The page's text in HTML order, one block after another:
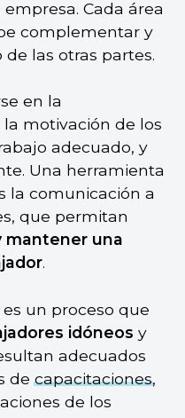
Cada área
complementar y
las otras partes.
en la
motivación de los
adecuado, y
Una herramienta
la comunicación a
que permitan
mantener una
.
un proceso que
idóneos y
adecuados
decapacitaciones,
de los